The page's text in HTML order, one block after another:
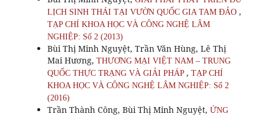
LỊCH SINH THÁI TẠI VƯỜN QUỐC GIA TAM ĐẢO ,
TẠP CHÍ KHOA HỌC VÀ CÔNG NGHỆ LÂM
NGHIỆP: Số 2 (2013)
Bùi Thị Minh Nguyệt, Trần Văn Hùng, Lê Thị
Mai Hương, THƯƠNG MẠI VIỆT NAM – TRUNG
QUỐC THỰC TRẠNG VÀ GIẢI PHÁP , TẠP CHÍ
KHOA HỌC VÀ CÔNG NGHỆ LÂM NGHIỆP: Số 2
(2016)
Trần Thành Công, Bùi Thị Minh Nguyệt, ỨNG